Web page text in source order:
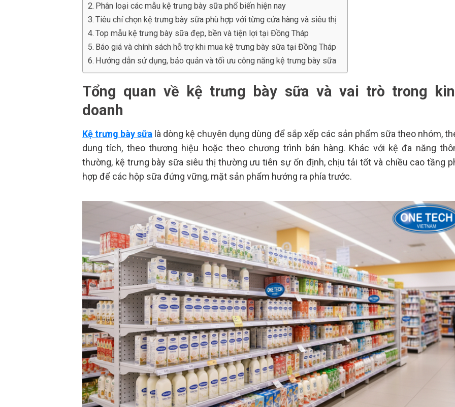
Phân loại các mẫu kệ trưng bày sữa phổ biến hiện nay
Tiêu chí chọn kệ trưng bày sữa phù hợp với từng cửa hàng và siêu thị
Top mẫu kệ trưng bày sữa đẹp, bền và tiện lợi tại Đồng Tháp
Báo giá và chính sách hỗ trợ khi mua kệ trưng bày sữa tại Đồng Tháp
Hướng dẫn sử dụng, bảo quản và tối ưu công năng kệ trưng bày sữa
Tổng quan về kệ trưng bày sữa và vai trò trong
doanh
Kệ trưng bày sữa là dòng kệ chuyên dụng dùng để sắp xếp các sản phẩm sữa theo nhóm,
dung tích, theo thương hiệu hoặc theo chương trình bán hàng. Khác với kệ đa năng
thường, kệ trưng bày sữa siêu thị thường ưu tiên sự ổn định, chịu tải tốt và chiều cao tầng
hợp để các hộp sữa đứng vững, mặt sản phẩm hướng ra phía trước.